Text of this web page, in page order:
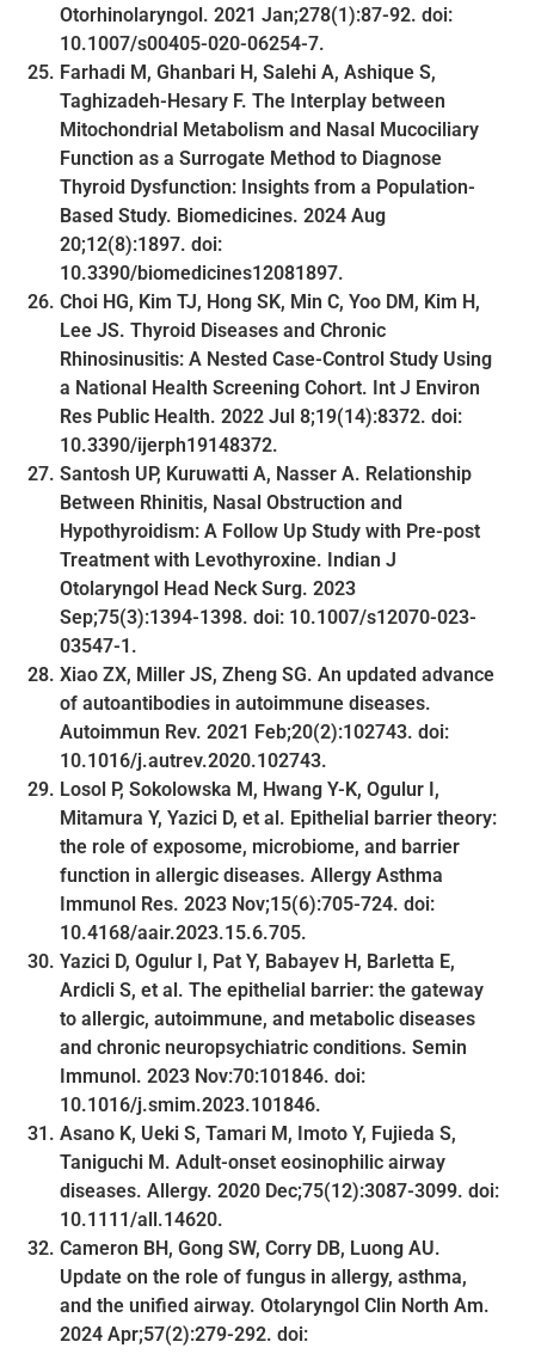
Otorhinolaryngol. 2021 Jan;278(1):87-92. doi:
10.1007/s00405-020-06254-7.
Farhadi M, Ghanbari H, Salehi A, Ashique S,
Taghizadeh-Hesary F. The Interplay between
Mitochondrial Metabolism and Nasal Mucociliary
Function as a Surrogate Method to Diagnose
Thyroid Dysfunction: Insights from a Population-
Based Study. Biomedicines. 2024 Aug
20;12(8):1897. doi:
10.3390/biomedicines12081897.
Choi HG, Kim TJ, Hong SK, Min C, Yoo DM, Kim H,
Lee JS. Thyroid Diseases and Chronic
Rhinosinusitis: A Nested Case-Control Study Using
a National Health Screening Cohort. Int J Environ
Res Public Health. 2022 Jul 8;19(14):8372. doi:
10.3390/ijerph19148372.
Santosh UP, Kuruwatti A, Nasser A. Relationship
Between Rhinitis, Nasal Obstruction and
Hypothyroidism: A Follow Up Study with Pre-post
Treatment with Levothyroxine. Indian J
Otolaryngol Head Neck Surg. 2023
Sep;75(3):1394-1398. doi: 10.1007/s12070-023-
03547-1.
Xiao ZX, Miller JS, Zheng SG. An updated advance
of autoantibodies in autoimmune diseases.
Autoimmun Rev. 2021 Feb;20(2):102743. doi:
10.1016/j.autrev.2020.102743.
Losol P, Sokolowska M, Hwang Y-K, Ogulur I,
Mitamura Y, Yazici D, et al. Epithelial barrier theory:
the role of exposome, microbiome, and barrier
function in allergic diseases. Allergy Asthma
Immunol Res. 2023 Nov;15(6):705-724. doi:
10.4168/aair.2023.15.6.705.
Yazici D, Ogulur I, Pat Y, Babayev H, Barletta E,
Ardicli S, et al. The epithelial barrier: the gateway
to allergic, autoimmune, and metabolic diseases
and chronic neuropsychiatric conditions. Semin
Immunol. 2023 Nov:70:101846. doi:
10.1016/j.smim.2023.101846.
Asano K, Ueki S, Tamari M, Imoto Y, Fujieda S,
Taniguchi M. Adult-onset eosinophilic airway
diseases. Allergy. 2020 Dec;75(12):3087-3099. doi:
10.1111/all.14620.
Cameron BH, Gong SW, Corry DB, Luong AU.
Update on the role of fungus in allergy, asthma,
and the unified airway. Otolaryngol Clin North Am.
2024 Apr;57(2):279-292. doi: